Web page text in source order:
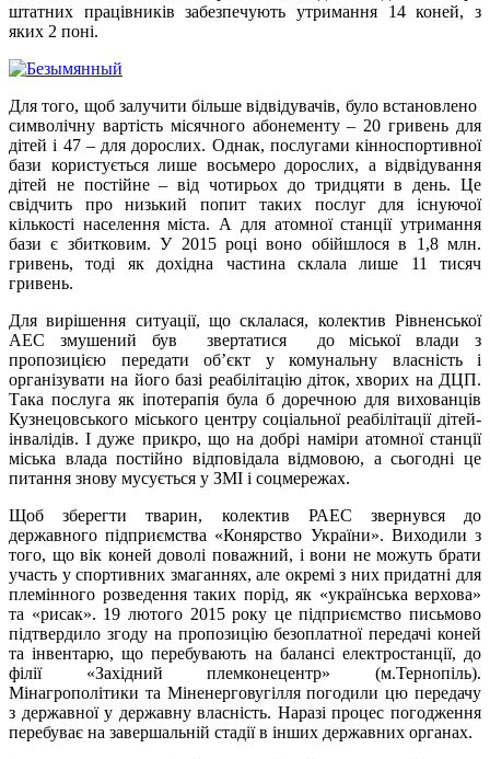
штатних працівників забезпечують утримання 14 коней, з
яких 2 поні.
Для того, щоб залучити більше відвідувачів, було встановлено
символічну вартість місячного абонементу – 20 гривень для
дітей і 47 – для дорослих. Однак, послугами кінноспортивної
бази користується лише восьмеро дорослих, а відвідування
дітей не постійне – від чотирьох до тридцяти в день. Це
свідчить про низький попит таких послуг для існуючої
кількості населення міста. А для атомної станції утримання
бази є збитковим. У 2015 році воно обійшлося в 1,8 млн.
гривень, тоді як дохідна частина склала лише 11 тисяч
гривень.
Для вирішення ситуації, що склалася, колектив Рівненської
АЕС змушений був звертатися до міської влади з
пропозицією передати об’єкт у комунальну власність і
організувати на його базі реабілітацію діток, хворих на ДЦП.
Така послуга як іпотерапія була б доречною для вихованців
Кузнецовського міського центру соціальної реабілітації дітей-
інвалідів. І дуже прикро, що на добрі наміри атомної станції
міська влада постійно відповідала відмовою, а сьогодні це
питання знову мусується у ЗМІ і соцмережах.
Щоб зберегти тварин, колектив РАЕС звернувся до
державного підприємства «Конярство України». Виходили з
того, що вік коней доволі поважний, і вони не можуть брати
участь у спортивних змаганнях, але окремі з них придатні для
племінного розведення таких порід, як «українська верхова»
та «рисак». 19 лютого 2015 року це підприємство письмово
підтвердило згоду на пропозицію безоплатної передачі коней
та інвентарю, що перебувають на балансі електростанції, до
філії «Західний племконецентр» (м.Тернопіль).
Мінагрополітики та Міненерговугілля погодили цю передачу
з державної у державну власність. Наразі процес погодження
перебуває на завершальній стадії в інших державних органах.